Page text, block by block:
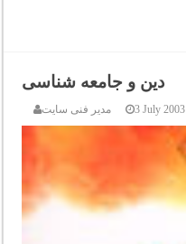
دین و جامعه شناسی
مدیر فنی سایت 3 July 2003